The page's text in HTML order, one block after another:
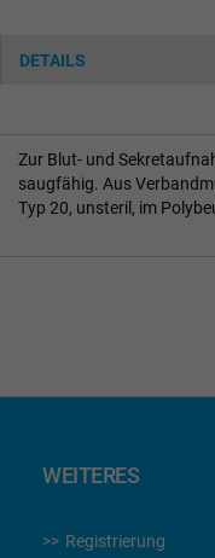
DETAILS
Zur Blut- und
saugfähig. Aus
Typ 20, unsteril, im
WEITERES
Registrierung